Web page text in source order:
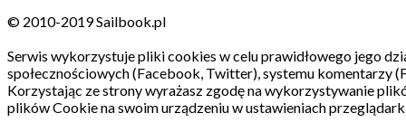
© 2010-2019 Sailbook.pl
Serwis wykorzystuje pliki cookies w celu prawidłowego jego
społecznościowych (Facebook, Twitter), systemu komentarzy
Korzystając ze strony wyrażasz zgodę na wykorzystywanie
plików Cookie na swoim urządzeniu w ustawieniach